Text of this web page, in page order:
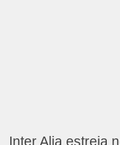
Inter Alia estreia